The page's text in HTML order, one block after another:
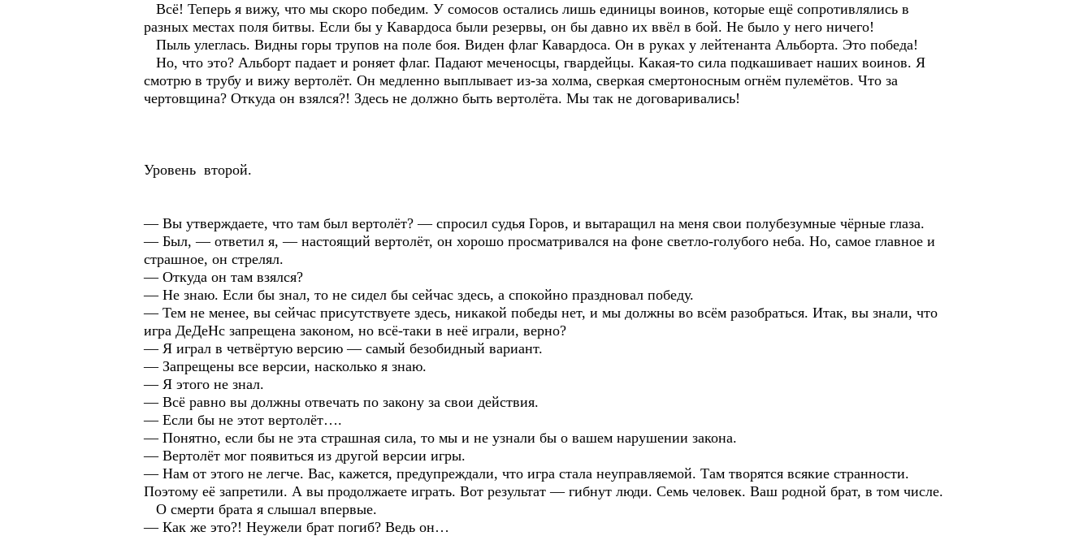
Всё! Теперь я вижу, что мы скоро победим. У сомосов остались лишь единицы воинов, которые ещё сопротивлялись в
разных местах поля битвы. Если бы у Кавардоса были резервы, он бы давно их ввёл в бой. Не было у него ничего!
Пыль улеглась. Видны горы трупов на поле боя. Виден флаг Кавардоса. Он в руках у лейтенанта Альборта. Это победа!
Но, что это? Альборт падает и роняет флаг. Падают меченосцы, гвардейцы. Какая-то сила подкашивает наших воинов. Я
смотрю в трубу и вижу вертолёт. Он медленно выплывает из-за холма, сверкая смертоносным огнём пулемётов. Что за
чертовщина? Откуда он взялся?! Здесь не должно быть вертолёта. Мы так не договаривались!
Уровень второй.
— Вы утверждаете, что там был вертолёт? — спросил судья Горов, и вытаращил на меня свои полубезумные чёрные глаза.
— Был, — ответил я, — настоящий вертолёт, он хорошо просматривался на фоне светло-голубого неба. Но, самое главное и
страшное, он стрелял.
— Откуда он там взялся?
— Не знаю. Если бы знал, то не сидел бы сейчас здесь, а спокойно праздновал победу.
— Тем не менее, вы сейчас присутствуете здесь, никакой победы нет, и мы должны во всём разобраться. Итак, вы знали, что
игра ДеДеНс запрещена законом, но всё-таки в неё играли, верно?
— Я играл в четвёртую версию — самый безобидный вариант.
— Запрещены все версии, насколько я знаю.
— Я этого не знал.
— Всё равно вы должны отвечать по закону за свои действия.
— Если бы не этот вертолёт….
— Понятно, если бы не эта страшная сила, то мы и не узнали бы о вашем нарушении закона.
— Вертолёт мог появиться из другой версии игры.
— Нам от этого не легче. Вас, кажется, предупреждали, что игра стала неуправляемой. Там творятся всякие странности.
Поэтому её запретили. А вы продолжаете играть. Вот результат — гибнут люди. Семь человек. Ваш родной брат, в том числе.
О смерти брата я слышал впервые.
— Как же это?! Неужели брат погиб? Ведь он…